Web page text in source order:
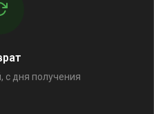
с дня получения